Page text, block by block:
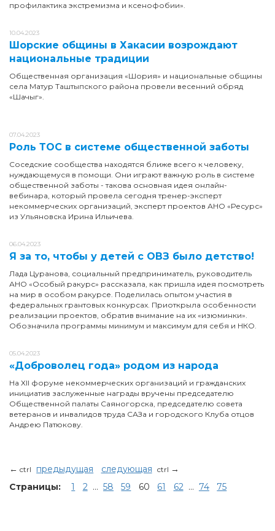
профилактика экстремизма и ксенофобии».
10.04.2023
Шорские общины в Хакасии возрождают
национальные традиции
Общественная организация «Шория» и национальные общины
села Матур Таштыпского района провели весенний обряд
«Шачыг».
07.04.2023
Роль ТОС в системе общественной заботы
Соседские сообщества находятся ближе всего к человеку,
нуждающемуся в помощи. Они играют важную роль в системе
общественной заботы - такова основная идея онлайн-
вебинара, который провела сегодня тренер-эксперт
некоммерческих организаций, эксперт проектов АНО «Ресурс»
из Ульяновска Ирина Ильичева.
06.04.2023
Я за то, чтобы у детей с ОВЗ было детство!
Лада Цуранова, социальный предприниматель, руководитель
АНО «Особый ракурс» рассказала, как пришла идея посмотреть
на мир в особом ракурсе. Поделилась опытом участия в
федеральных грантовых конкурсах. Приоткрыла особенности
реализации проектов, обратив внимание на их «изюминки».
Обозначила программы минимум и максимум для себя и НКО.
05.04.2023
«Доброволец года» родом из народа
На XII форуме некоммерческих организаций и гражданских
инициатив заслуженные награды вручены председателю
Общественной палаты Саяногорска, председателю совета
ветеранов и инвалидов труда САЗа и городского Клуба отцов
Андрею Патюкову.
← ctrl предыдущая следующая ctrl →
Страницы:
1 2 ... 58 59 60 61 62 ... 74 75